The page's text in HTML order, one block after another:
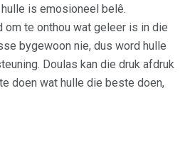
is emosioneel belê.
om te onthou wat geleer is in die
bygewoon nie, dus word hulle
Doulas kan die druk afdruk
doen wat hulle die beste doen,